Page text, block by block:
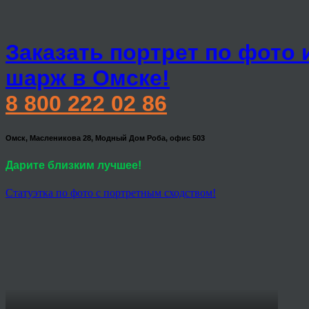
Заказать портрет по фото
шарж в Омске!
8 800 222 02 86
Омск, Масленикова 28, Модный Дом Роба, офис 503
Дарите близким лучшее!
Статуэтка по фото с портретным сходством!